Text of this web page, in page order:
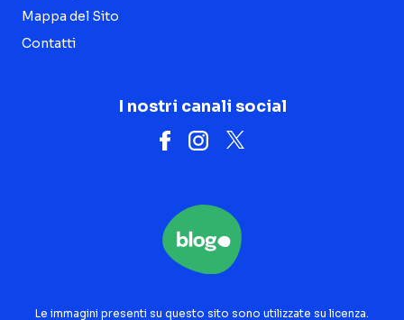
Mappa del Sito
Contatti
I nostri canali social
Le immagini presenti su questo sito sono utilizzate su licenza.